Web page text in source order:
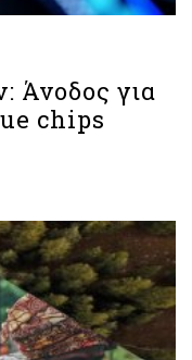
Άνοδος για
chips